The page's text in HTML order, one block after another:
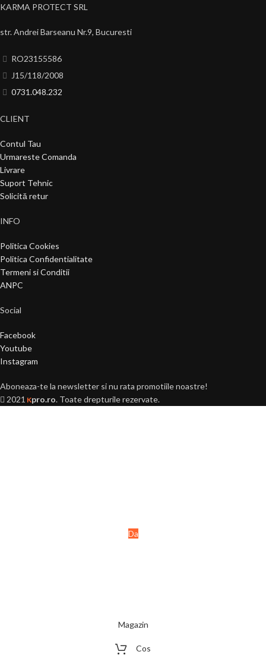
KARMA PROTECT SRL
str. Andrei Barseanu Nr.9, Bucuresti
RO23155586
J15/118/2008
0731.048.232
CLIENT
Contul Tau
Urmareste Comanda
Livrare
Suport Tehnic
Solicită retur
INFO
Politica Cookies
Politica Confidentialitate
Termeni si Conditii
ANPC
Social
Facebook
Youtube
Instagram
Aboneaza-te la newsletter si nu rata promotiile noastre!
2021 Kpro.ro. Toate drepturile rezervate.
Da
Magazin
Cos